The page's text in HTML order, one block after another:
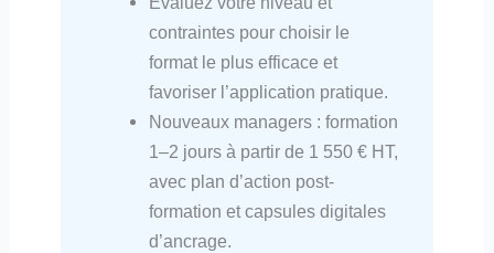
contraintes pour choisir le
format le plus efficace et
favoriser l’application pratique.
Nouveaux managers : formation
1–2 jours à partir de 1 550 € HT,
avec plan d’action post-
formation et capsules digitales
d’ancrage.